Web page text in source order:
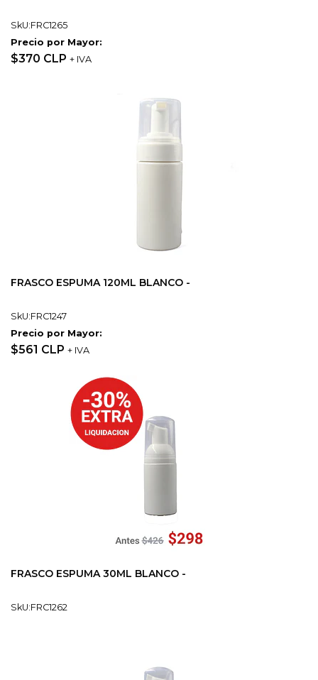
SkU:FRC1265
Precio por Mayor:
$370 CLP + IVA
FRASCO ESPUMA 120ML BLANCO -
SkU:FRC1247
Precio por Mayor:
$561 CLP + IVA
FRASCO ESPUMA 30ML BLANCO -
SkU:FRC1262